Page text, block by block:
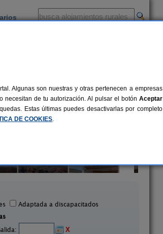
Adaptada a discapacitados
X
Algunas son nuestras y otras pertenecen a empresas
necesitan de tu autorización. Al pulsar el botón Aceptar
Estas últimas puedes desactivarlas por completo
DE COOKIES.